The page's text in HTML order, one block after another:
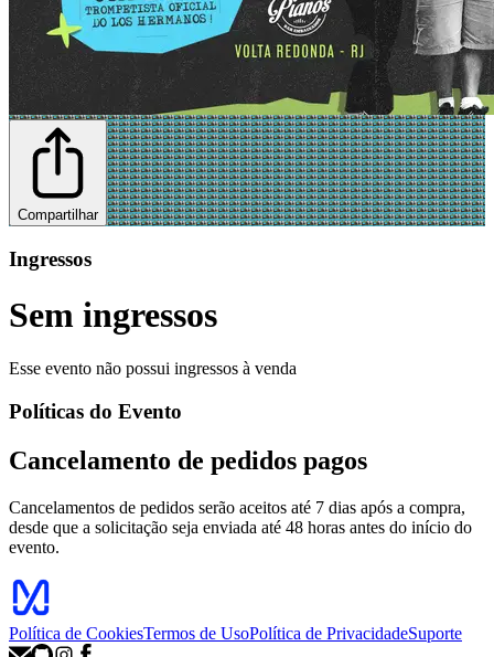
Compartilhar
Ingressos
Sem ingressos
Esse evento não possui ingressos à venda
Políticas do Evento
Cancelamento de pedidos pagos
Cancelamentos de pedidos serão aceitos até 7 dias após a compra,
desde que a solicitação seja enviada até 48 horas antes do início do
evento.
Política de CookiesTermos de UsoPolítica de PrivacidadeSuporte